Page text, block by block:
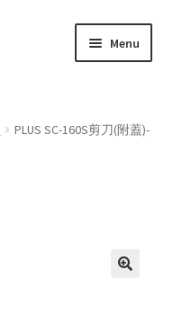
Menu
PLUS SC-160S剪刀(附蓋)-